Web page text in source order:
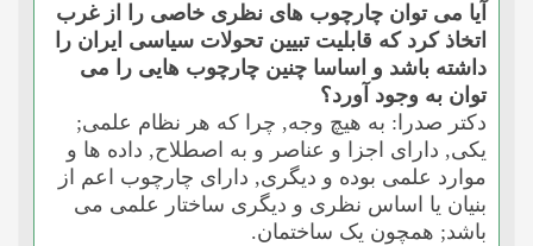
آیا مى توان چارچوب هاى نظرى خاصى را از غرب
اتخاذ کرد که قابلیت تبیین تحولات سیاسى ایران را
داشته باشد و اساسا چنین چارچوب هایى را مى
توان به وجود آورد؟
دکتر صدرا: به هیچ وجه, چرا که هر نظام علمى;
یکى, داراى اجزا و عناصر و به اصطلاح, داده ها و
موارد علمى بوده و دیگرى, داراى چارچوب اعم از
بنیان یا اساس نظرى و دیگرى ساختار علمى مى
باشد; همچون یک ساختمان.